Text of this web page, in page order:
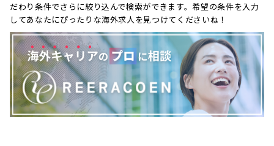
だわり条件でさらに絞り込んで検索ができます。希望の条件を入力
してあなたにぴったりな海外求人を見つけてくださいね！